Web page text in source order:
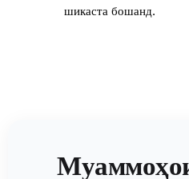
шикаста бошанд.